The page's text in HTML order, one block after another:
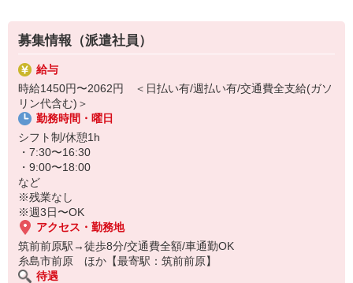
・健康チェックや記録（小さな変化を見逃すな！仲間と共有を！）
・チームでの協力（孤独に戦うな！共に心を燃やせ！！！）
未経験でも全く問題なし。
真面目に取り組めば着実に成長し、
様々なことができるようになります！！
昨日の自分より、確実に仕事ができる自分になれる。
応募を待っています！！！
募集情報（派遣社員）
給与
時給1450円〜2062円 ＜日払い有/週払い有/交通費全支給(ガソ
リン代含む)＞
勤務時間・曜日
シフト制/休憩1h
・7:30〜16:30
・9:00〜18:00
など
※残業なし
※週3日〜OK
アクセス・勤務地
筑前前原駅→徒歩8分/交通費全額/車通勤OK
糸島市前原 ほか【最寄駅：筑前前原】
待遇